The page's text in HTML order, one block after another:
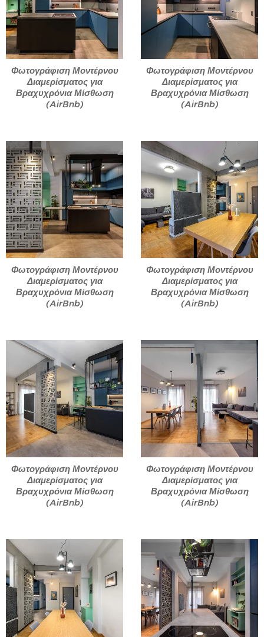
Φωτογράφιση Μοντέρνου
Διαμερίσματος για
Βραχυχρόνια Μίσθωση
(AirBnb)
Φωτογράφιση Μοντέρνου
Διαμερίσματος για
Βραχυχρόνια Μίσθωση
(AirBnb)
Φωτογράφιση Μοντέρνου
Διαμερίσματος για
Βραχυχρόνια Μίσθωση
(AirBnb)
Φωτογράφιση Μοντέρνου
Διαμερίσματος για
Βραχυχρόνια Μίσθωση
(AirBnb)
Φωτογράφιση Μοντέρνου
Διαμερίσματος για
Βραχυχρόνια Μίσθωση
(AirBnb)
Φωτογράφιση Μοντέρνου
Διαμερίσματος για
Βραχυχρόνια Μίσθωση
(AirBnb)